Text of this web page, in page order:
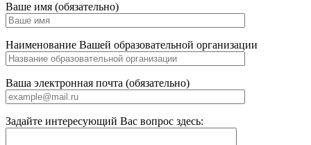
Ваше имя (обязательно)
Наименование Вашей образовательной организации
Ваша электронная почта (обязательно)
Задайте интересующий Вас вопрос здесь: